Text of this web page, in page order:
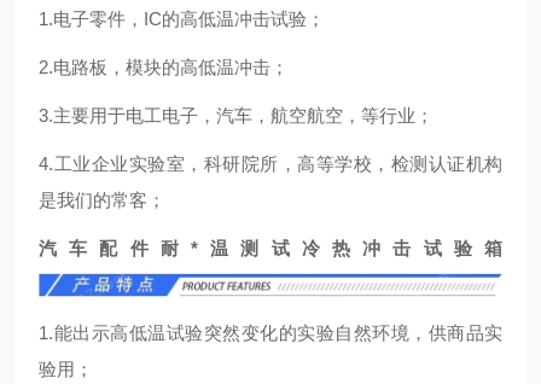
1.电子零件，IC的高低温冲击试验；
2.电路板，模块的高低温冲击；
3.主要用于电工电子，汽车，航空航空，等行业；
4.工业企业实验室，科研院所，高等学校，检测认证机构
是我们的常客；
汽车配件耐*温测试冷热冲击试验箱
1.能出示高低温试验突然变化的实验自然环境，供商品实
验用；